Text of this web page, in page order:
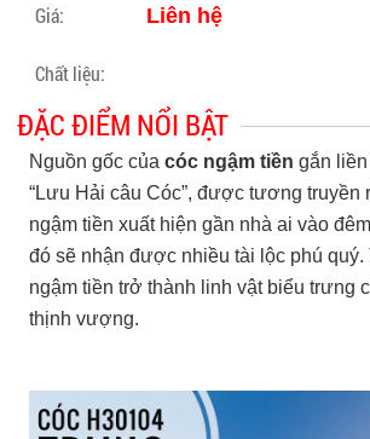
Giá: Liên hệ
Chất liệu:
ĐẶC ĐIỂM NỔI BẬT
Nguồn gốc củacóc ngậm tiền gắn
“Lưu Hải câu Cóc”, được tương truyền
ngậm tiền xuất hiện gần nhà ai vào
đó sẽ nhận được nhiều tài lộc phú quý.
ngậm tiền trở thành linh vật biểu trưng
thịnh vượng.